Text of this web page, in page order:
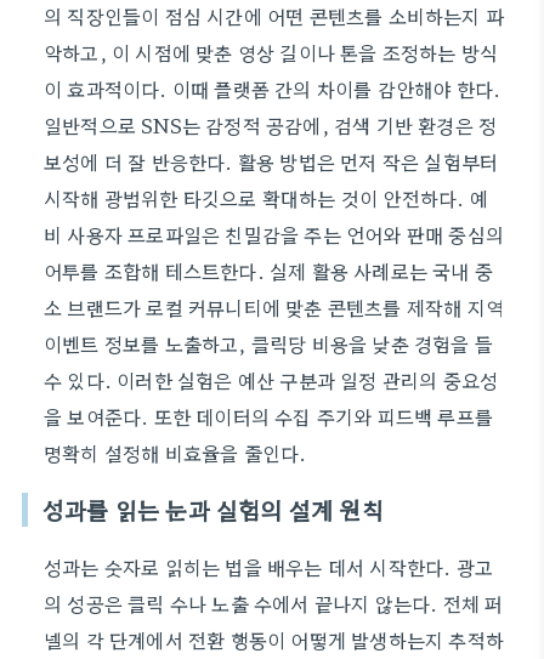
의 직장인들이 점심 시간에 어떤 콘텐츠를 소비하는지 파
악하고, 이 시점에 맞춘 영상 길이나 톤을 조정하는 방식
이 효과적이다. 이때 플랫폼 간의 차이를 감안해야 한다.
일반적으로 SNS는 감정적 공감에, 검색 기반 환경은 정
보성에 더 잘 반응한다. 활용 방법은 먼저 작은 실험부터
시작해 광범위한 타깃으로 확대하는 것이 안전하다. 예
비 사용자 프로파일은 친밀감을 주는 언어와 판매 중심의
어투를 조합해 테스트한다. 실제 활용 사례로는 국내 중
소 브랜드가 로컬 커뮤니티에 맞춘 콘텐츠를 제작해 지역
이벤트 정보를 노출하고, 클릭당 비용을 낮춘 경험을 들
수 있다. 이러한 실험은 예산 구분과 일정 관리의 중요성
을 보여준다. 또한 데이터의 수집 주기와 피드백 루프를
명확히 설정해 비효율을 줄인다.
성과를 읽는 눈과 실험의 설계 원칙
성과는 숫자로 읽히는 법을 배우는 데서 시작한다. 광고
의 성공은 클릭 수나 노출 수에서 끝나지 않는다. 전체 퍼
넬의 각 단계에서 전환 행동이 어떻게 발생하는지 추적하